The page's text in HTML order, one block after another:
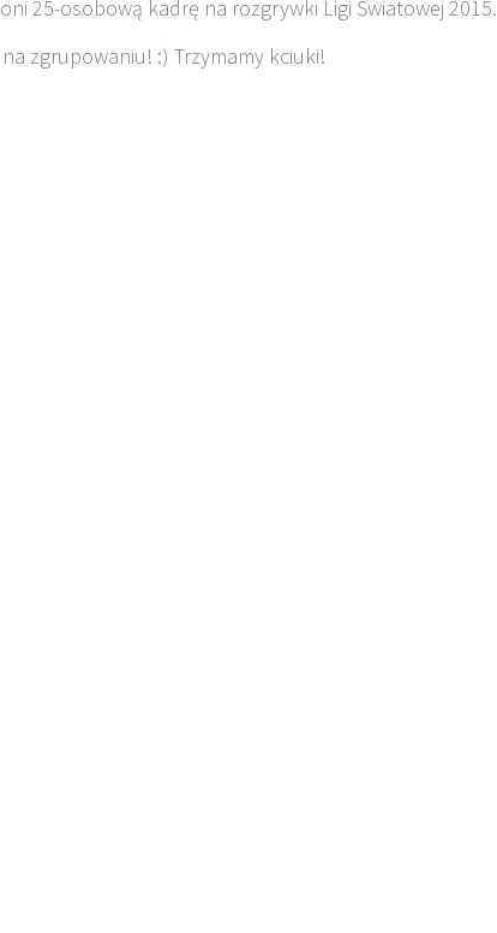
25-osobową kadrę na rozgrywki Ligi Światowej 2015.
zgrupowaniu! :) Trzymamy kciuki!